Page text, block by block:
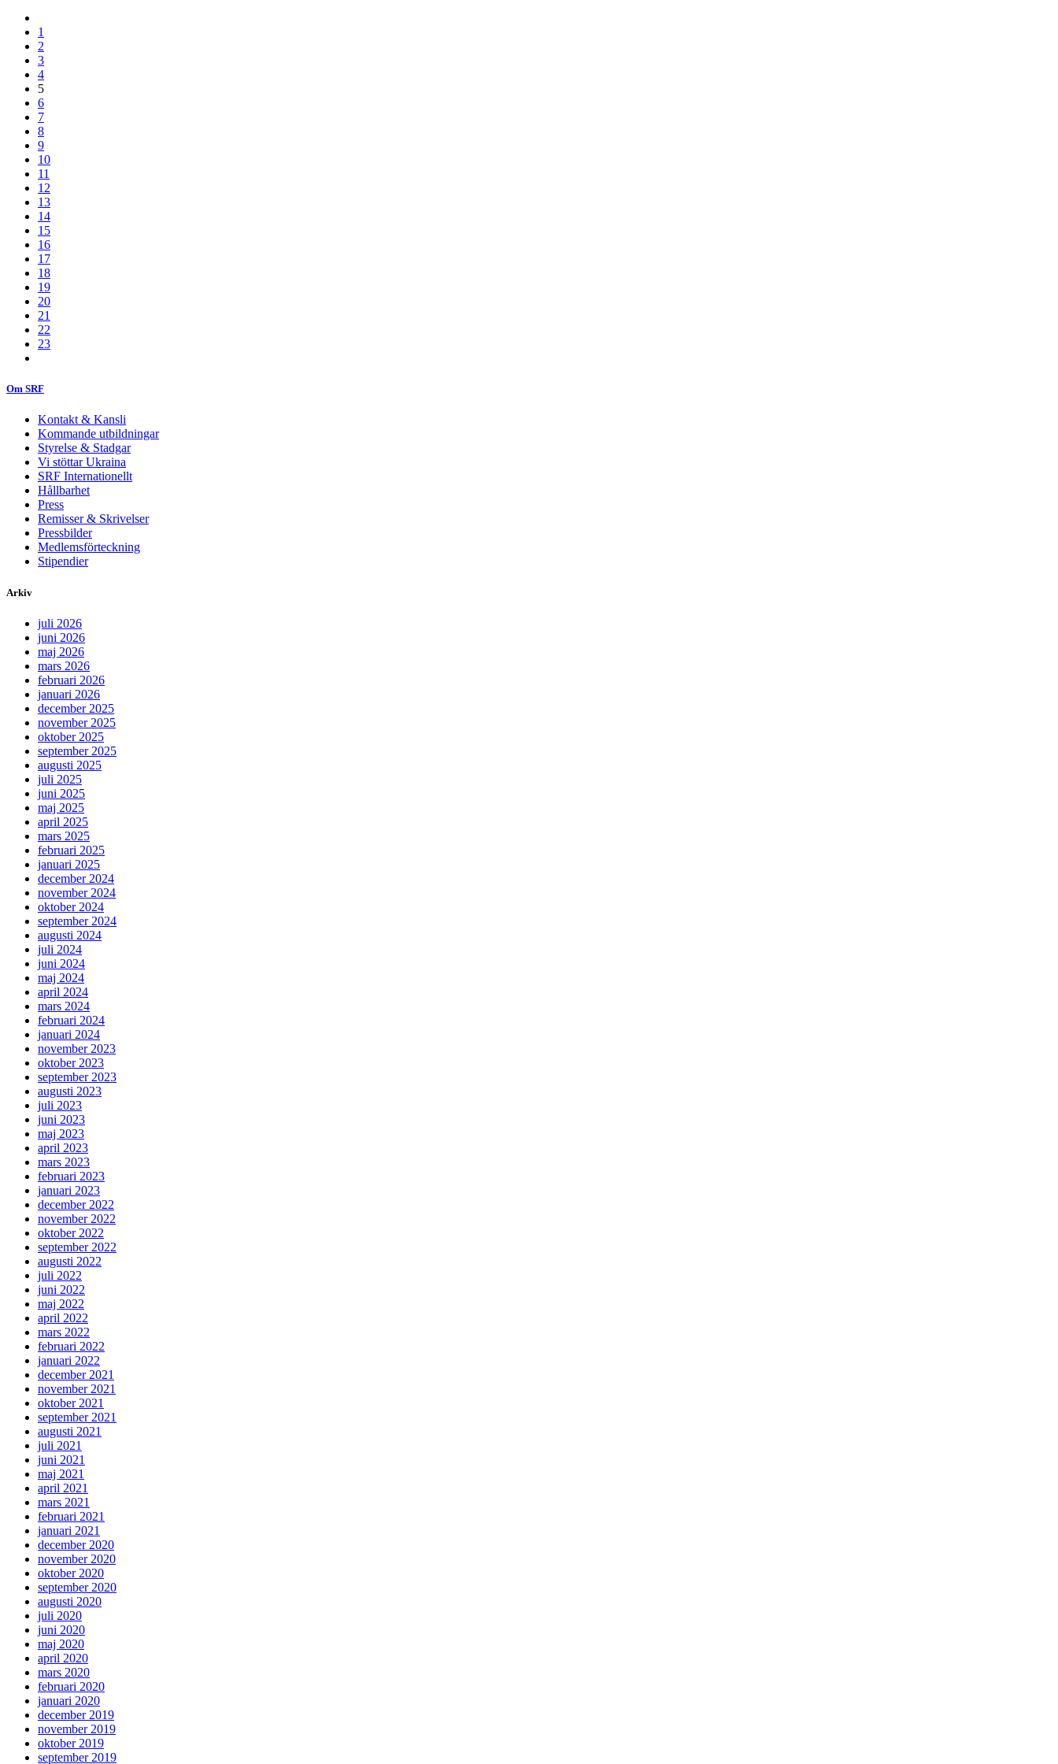
1
2
3
4
5
6
7
8
9
10
11
12
13
14
15
16
17
18
19
20
21
22
23
Om SRF
Kontakt & Kansli
Kommande utbildningar
Styrelse & Stadgar
Vi stöttar Ukraina
SRF Internationellt
Hållbarhet
Press
Remisser & Skrivelser
Pressbilder
Medlemsförteckning
Stipendier
Arkiv
juli 2026
juni 2026
maj 2026
mars 2026
februari 2026
januari 2026
december 2025
november 2025
oktober 2025
september 2025
augusti 2025
juli 2025
juni 2025
maj 2025
april 2025
mars 2025
februari 2025
januari 2025
december 2024
november 2024
oktober 2024
september 2024
augusti 2024
juli 2024
juni 2024
maj 2024
april 2024
mars 2024
februari 2024
januari 2024
november 2023
oktober 2023
september 2023
augusti 2023
juli 2023
juni 2023
maj 2023
april 2023
mars 2023
februari 2023
januari 2023
december 2022
november 2022
oktober 2022
september 2022
augusti 2022
juli 2022
juni 2022
maj 2022
april 2022
mars 2022
februari 2022
januari 2022
december 2021
november 2021
oktober 2021
september 2021
augusti 2021
juli 2021
juni 2021
maj 2021
april 2021
mars 2021
februari 2021
januari 2021
december 2020
november 2020
oktober 2020
september 2020
augusti 2020
juli 2020
juni 2020
maj 2020
april 2020
mars 2020
februari 2020
januari 2020
december 2019
november 2019
oktober 2019
september 2019